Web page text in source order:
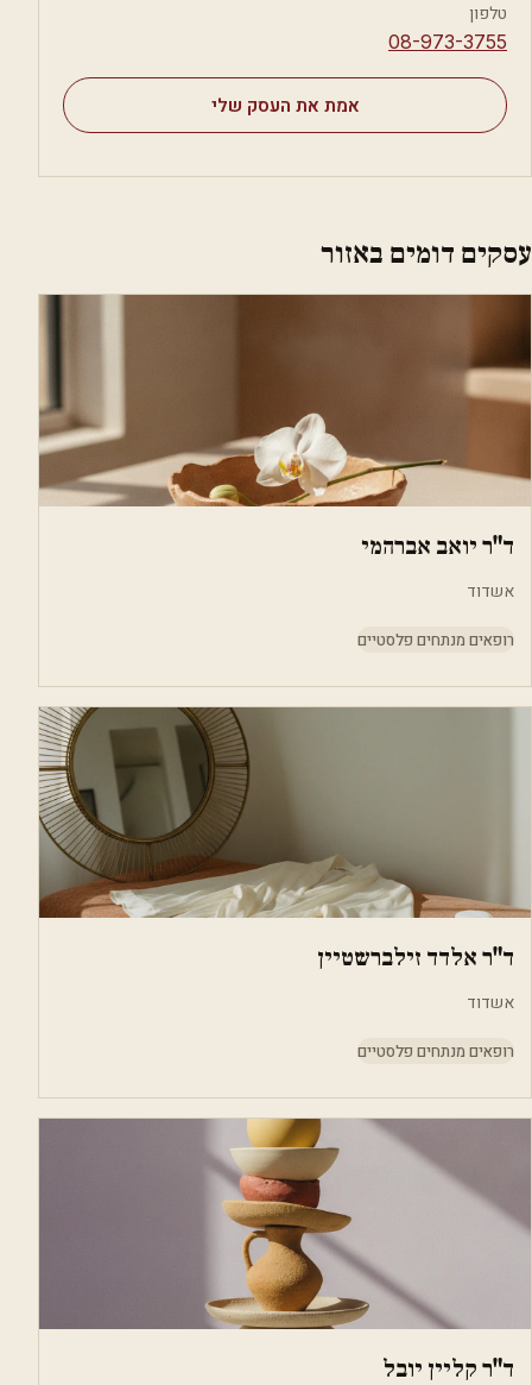
טלפון
⁦08-973-3755⁩
אמת את העסק שלי
עסקים דומים באזור
ד"ר יואב אברהמי
אשדוד
רופאים מנתחים פלסטיים
ד"ר אלדד זילברשטיין
אשדוד
רופאים מנתחים פלסטיים
ד"ר קליין יובל